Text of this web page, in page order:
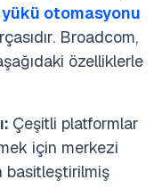
otomasyonu
Broadcom,
özelliklerle
Çeşitli platformlar
için merkezi
basitleştirilmiş